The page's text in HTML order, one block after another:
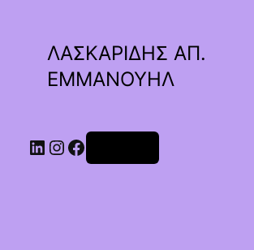
ΛΑΣΚΑΡΙΔΗΣ ΑΠ.
ΕΜΜΑΝΟΥΗΛ
Linkedin
Instagram
Facebook